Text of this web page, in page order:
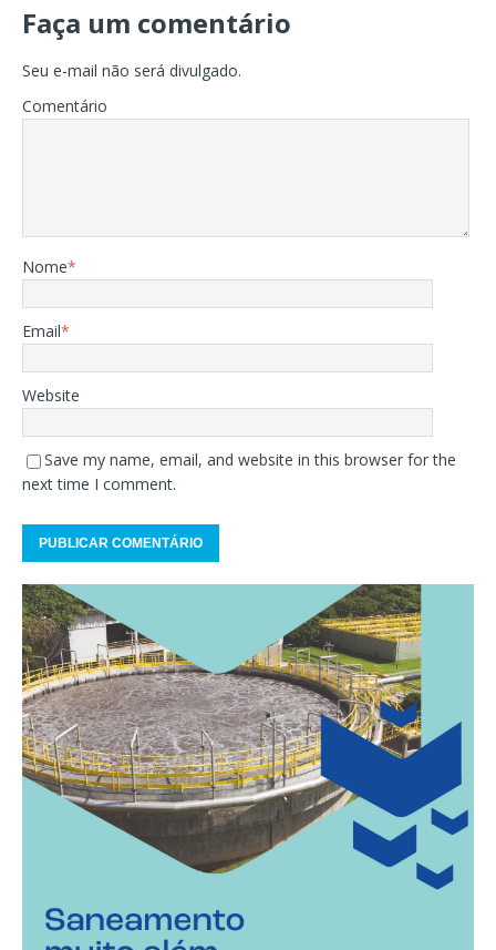
Faça um comentário
Seu e-mail não será divulgado.
Comentário
Nome*
Email*
Website
Save my name, email, and website in this browser for the
next time I comment.